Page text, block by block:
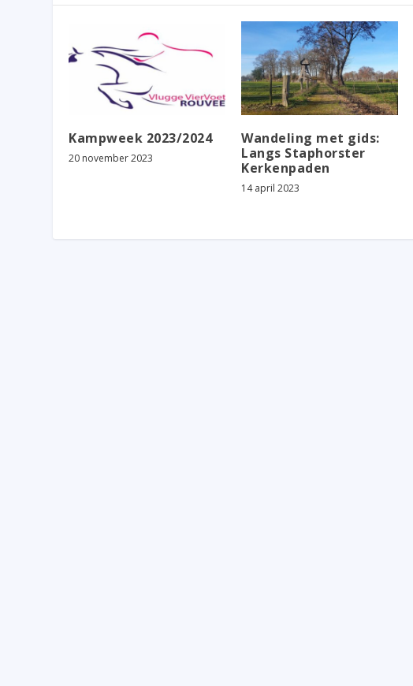
Kampweek 2023/2024
20 november 2023
Wandeling met gids:
Langs Staphorster
Kerkenpaden
14 april 2023